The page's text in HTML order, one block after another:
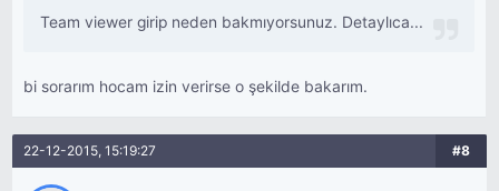
Team viewer girip neden bakmıyorsunuz. Detaylıca...
bi sorarım hocam izin verirse o şekilde bakarım.
22-12-2015, 15:19:27 #8